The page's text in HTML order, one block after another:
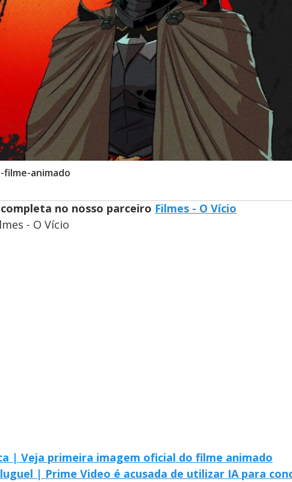
filme-animado
no nosso parceiro Filmes - O Vício
- O Vício
| Veja primeira imagem oficial do filme animado
| Prime Video é acusada de utilizar IA para